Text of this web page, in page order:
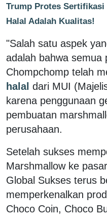
Trump Protes
Halal Adalah Kualitas!
"Salah satu aspek
adalah bahwa semua
Chompchomp telah
halal dari MUI
karena penggunaan
pembuatan
perusahaan.
Setelah sukses
Marshmallow ke
Global Sukses terus
memperkenalkan
Choco Coin, Choco